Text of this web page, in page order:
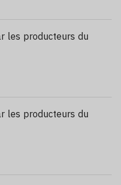
les producteurs du
les producteurs du